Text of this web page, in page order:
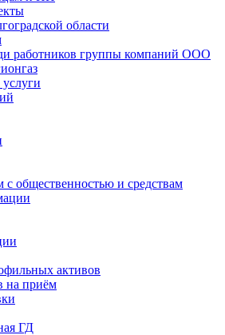
области
работников группы компаний ООО
с общественностью и средствам
активов
на приём
ГД